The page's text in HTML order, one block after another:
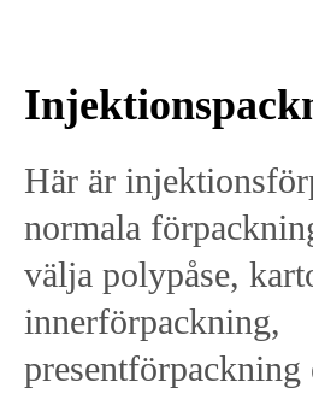
Här är
normala
välja polypåse,
innerförpackning,
presentförpackning